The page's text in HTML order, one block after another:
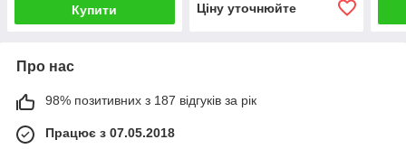
Купити Ціну уточнюйте
Про нас
98% позитивних з 187 відгуків за рік
Працює з 07.05.2018